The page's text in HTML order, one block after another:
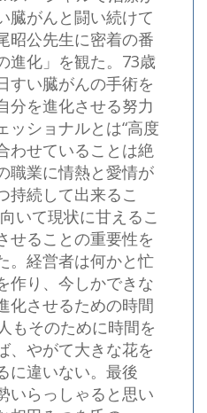
臓がんと闘い続けて
昭公先生に密着の番
進化」を観た。73歳
すい臓がんの手術を
分を進化させる努力
ッショナルとは“高度
わせていることは絶
職業に情熱と愛情が
持続して出来るこ
いて現状に甘えるこ
せることの重要性を
。経営者は何かと忙
作り、今しかできな
化させるための時間
もそのために時間を
、やがて大きな花を
に違いない。最後
いらっしゃると思い